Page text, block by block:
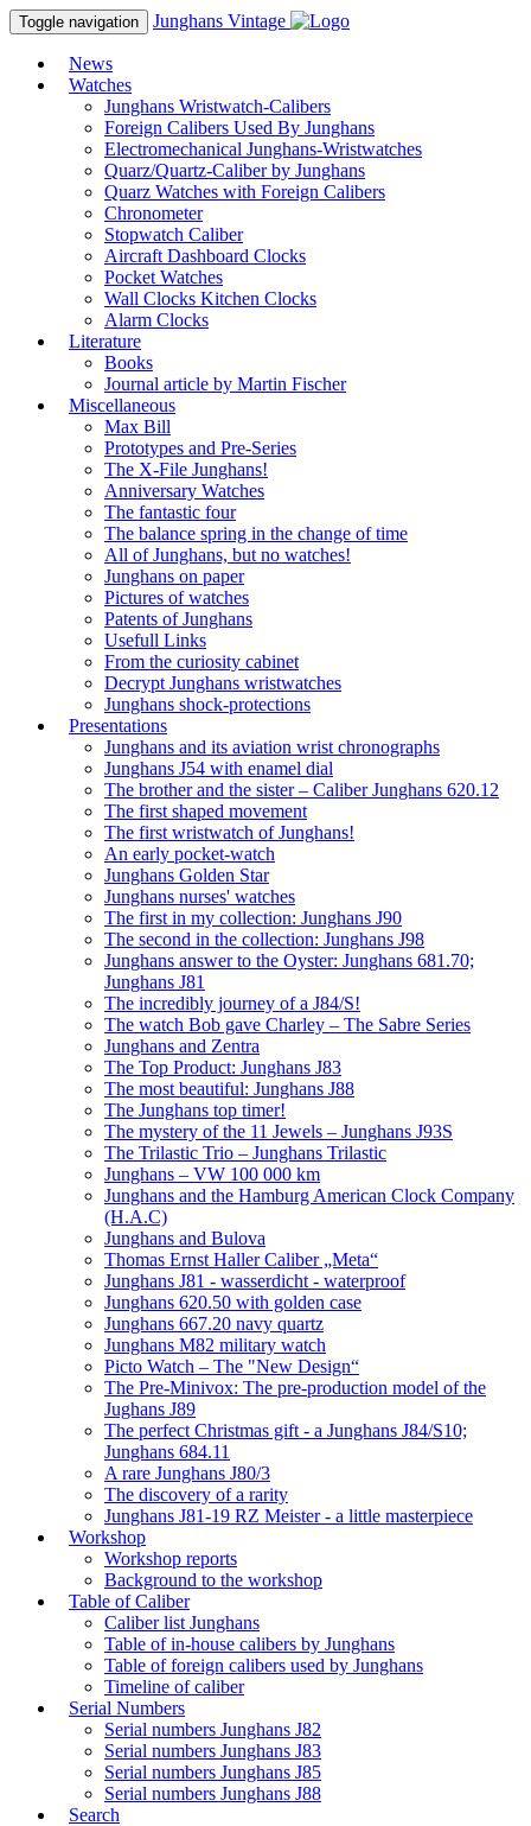
Toggle navigation Junghans Vintage
News
Watches
Junghans Wristwatch-Calibers
Foreign Calibers Used By Junghans
Electromechanical Junghans-Wristwatches
Quarz/Quartz-Caliber by Junghans
Quarz Watches with Foreign Calibers
Chronometer
Stopwatch Caliber
Aircraft Dashboard Clocks
Pocket Watches
Wall Clocks Kitchen Clocks
Alarm Clocks
Literature
Books
Journal article by Martin Fischer
Miscellaneous
Max Bill
Prototypes and Pre-Series
The X-File Junghans!
Anniversary Watches
The fantastic four
The balance spring in the change of time
All of Junghans, but no watches!
Junghans on paper
Pictures of watches
Patents of Junghans
Usefull Links
From the curiosity cabinet
Decrypt Junghans wristwatches
Junghans shock-protections
Presentations
Junghans and its aviation wrist chronographs
Junghans J54 with enamel dial
The brother and the sister – Caliber Junghans 620.12
The first shaped movement
The first wristwatch of Junghans!
An early pocket-watch
Junghans Golden Star
Junghans nurses' watches
The first in my collection: Junghans J90
The second in the collection: Junghans J98
Junghans answer to the Oyster: Junghans 681.70;
Junghans J81
The incredibly journey of a J84/S!
The watch Bob gave Charley – The Sabre Series
Junghans and Zentra
The Top Product: Junghans J83
The most beautiful: Junghans J88
The Junghans top timer!
The mystery of the 11 Jewels – Junghans J93S
The Trilastic Trio – Junghans Trilastic
Junghans – VW 100 000 km
Junghans and the Hamburg American Clock Company
(H.A.C)
Junghans and Bulova
Thomas Ernst Haller Caliber „Meta“
Junghans J81 - wasserdicht - waterproof
Junghans 620.50 with golden case
Junghans 667.20 navy quartz
Junghans M82 military watch
Picto Watch – The "New Design“
The Pre-Minivox: The pre-production model of the
Jughans J89
The perfect Christmas gift - a Junghans J84/S10;
Junghans 684.11
A rare Junghans J80/3
The discovery of a rarity
Junghans J81-19 RZ Meister - a little masterpiece
Workshop
Workshop reports
Background to the workshop
Table of Caliber
Caliber list Junghans
Table of in-house calibers by Junghans
Table of foreign calibers used by Junghans
Timeline of caliber
Serial Numbers
Serial numbers Junghans J82
Serial numbers Junghans J83
Serial numbers Junghans J85
Serial numbers Junghans J88
Search